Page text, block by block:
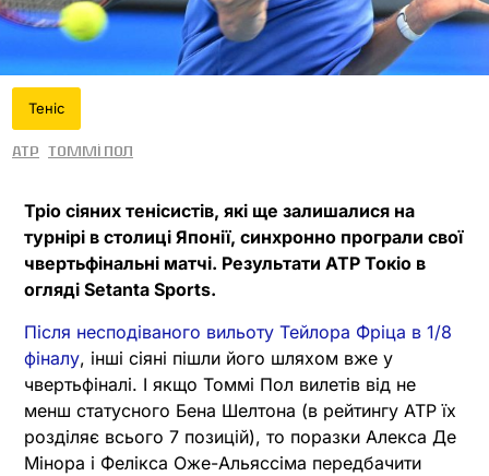
Теніс
ATP Томмі Пол
Тріо сіяних тенісистів, які ще залишалися на
турнірі в столиці Японії, синхронно програли свої
чвертьфінальні матчі. Результати ATP Токіо в
огляді Setanta Sports.
Після несподіваного вильоту Тейлора Фріца в 1/8
фіналу, інші сіяні пішли його шляхом вже у
чвертьфіналі. І якщо Томмі Пол вилетів від не
менш статусного Бена Шелтона (в рейтингу ATP їх
розділяє всього 7 позицій), то поразки Алекса Де
Мінора і Фелікса Оже-Альяссіма передбачити